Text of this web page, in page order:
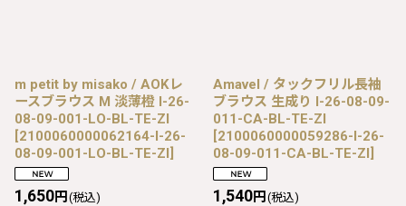
m petit by misako / AOKレ
ースブラウス M 淡薄橙 I-26-
08-09-001-LO-BL-TE-ZI
[2100060000062164-I-26-
08-09-001-LO-BL-TE-ZI]
1,650円 (税込)
Amavel / タックフリル長袖
ブラウス 生成り I-26-08-09-
011-CA-BL-TE-ZI
[2100060000059286-I-26-
08-09-011-CA-BL-TE-ZI]
1,540円 (税込)